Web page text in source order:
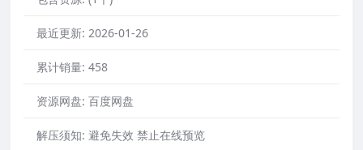
最近更新: 2026-01-26
累计销量: 458
资源网盘: 百度网盘
解压须知: 避免失效 禁止在线预览